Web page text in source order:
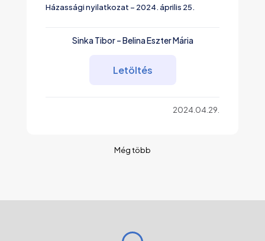
Házassági nyilatkozat – 2024. április 25.
Sinka Tibor – Belina Eszter Mária
Letöltés
2024.04.29.
Még több